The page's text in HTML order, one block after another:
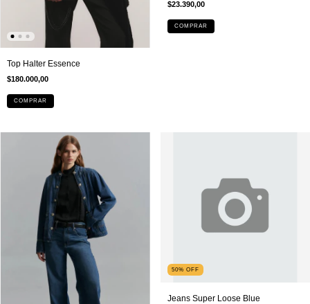
Top Halter Essence
$180.000,00
COMPRAR
$23.390,00
50% OFF
Jeans Super Loose Blue